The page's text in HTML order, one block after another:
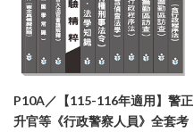
P10A／【115-116年適用】警正
升官等《行政警察人員》全套考